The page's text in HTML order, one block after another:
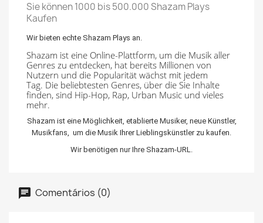
Sie können 1000 bis 500.000 Shazam Plays
Kaufen
Wir bieten echte Shazam Plays an.
Shazam ist eine Online-Plattform, um die Musik aller
Genres zu entdecken, hat bereits Millionen von
Nutzern und die Popularität wächst mit jedem
Tag. Die beliebtesten Genres, über die Sie Inhalte
finden, sind Hip-Hop, Rap, Urban Music und vieles
mehr.
Shazam ist eine Möglichkeit, etablierte Musiker, neue Künstler,
Musikfans, um die Musik Ihrer Lieblingskünstler zu kaufen.
Wir benötigen nur Ihre Shazam-URL.
Comentários (0)